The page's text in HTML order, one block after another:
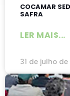
COCAMAR
SAFRA
LER MAIS...
31 de julho